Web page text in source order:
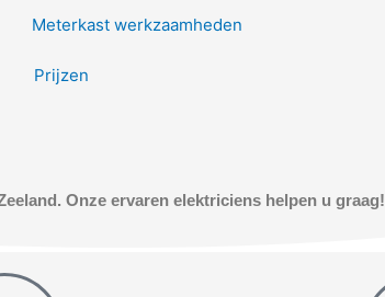
Meterkast werkzaamheden
Prijzen
Onze ervaren elektriciens helpen u graag!